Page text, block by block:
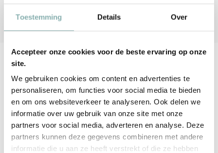
Toestemming Details Over
Accepteer onze cookies voor de beste ervaring op onze
site.
We gebruiken cookies om content en advertenties te
personaliseren, om functies voor social media te bieden
en om ons websiteverkeer te analyseren. Ook delen we
informatie over uw gebruik van onze site met onze
partners voor social media, adverteren en analyse. Deze
partners kunnen deze gegevens combineren met andere
informatie die u aan ze heeft verstrekt of die ze hebben
Blogs van Preston
Slaapcomfort
In onze blogs staat het belang van een goede nachtrust voorop,
waarbij we waardevolle tips en interessante informatie delen om uw
slaapcomfort te verhogen. Door deze inzichten toe te passen, kunt u
niet alleen uw slaapcomfort verbeteren, maar ook uw algehele welzijn
bevorderen, zodat u elke dag vol energie kunt beginnen.